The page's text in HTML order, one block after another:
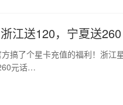
江送120，宁夏送260
搞了个星卡充值的福利！浙
元话…